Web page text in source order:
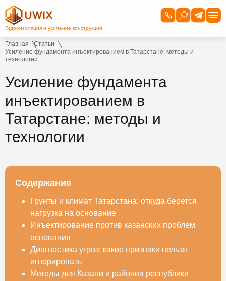
Главная
Статьи
Усиление фундамента инъектированием в Татарстане: методы и
технологии
Усиление фундамента
инъектированием в
Татарстане: методы и
технологии
Содержание
Грунты и климат Татарстана: откуда берется
нагрузка на основание
Инъектирование против казанских проблем
основания
Диагностика угроз: какие признаки нельзя
игнорировать
Методы для Казани и районов республики